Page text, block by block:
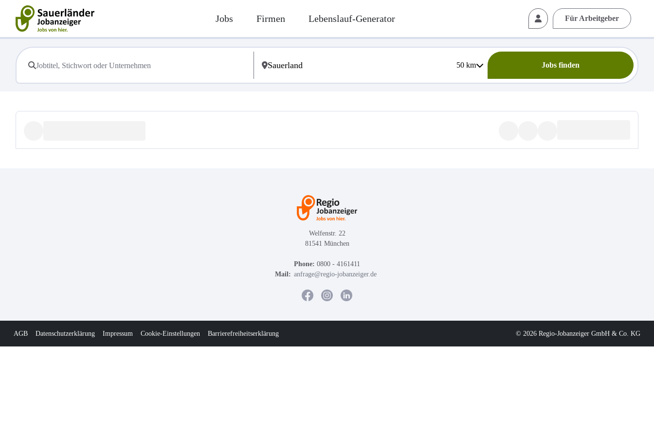
Jobs Firmen Lebenslauf-Generator Für Arbeitgeber
50km Jobs finden
Welfenstr. 22
81541 München
Phone: 0800 - 4161411
Mail: anfrage@regio-jobanzeiger.de
AGB Datenschutzerklärung Impressum Cookie-Einstellungen Barrierefreiheitserklärung © 2026 Regio-Jobanzeiger GmbH & Co. KG